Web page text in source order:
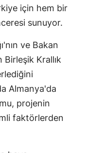
için hem bir
sunuyor.
ve Bakan
Birleşik Krallık
Almanya'da
projenin
faktörlerden